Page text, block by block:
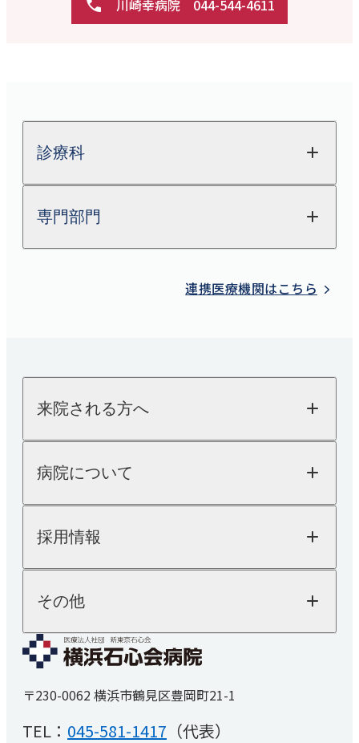
川崎幸病院 044-544-4611
診療科
整形外科
（完全内視鏡下手術）センター
肩
内科
消化器内科
乳腺外科
内視鏡検査
麻酔科
（SAS）外来
リハビリテーション科
専門部門
薬剤科
連携医療機関はこちら
〒230-0062 横浜市鶴見区豊岡町21-1
TEL： 045-581-1417 （代表）
来院される方へ
外来のご案内
入院のご案内
健康診断
病院について
病院についてTOP
院長ご挨拶
医療機器紹介
「人を対象とする医学系研究の倫理指針」に基
採用情報
看護師採用
医療技術職採用
事務職その他採用
その他
よくあるご質問
医療関係者の方へ
患者さんの権利と義務